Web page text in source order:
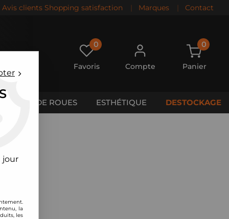
Avis clients Shopping satisfaction | Marques | Contact
0
Favoris Compte
0
Panier
CALES DE ROUES ESTHÉTIQUE DESTOCKAGE
jour
la
les